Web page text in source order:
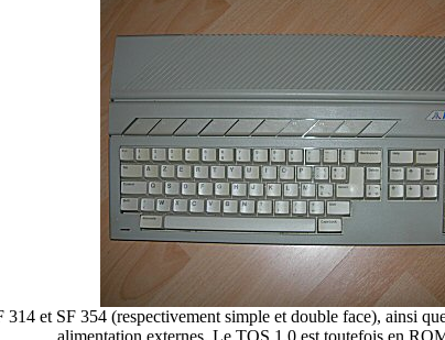
314 et SF 354 (respectivement simple et double face), ainsi
alimentation externes. Le TOS 1.0 est toutefois en